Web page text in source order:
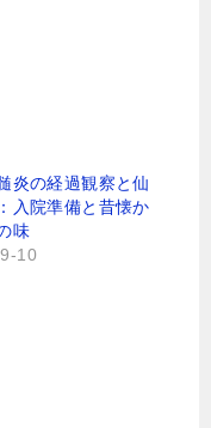
炎の経過観察と仙
入院準備と昔懐か
味
10